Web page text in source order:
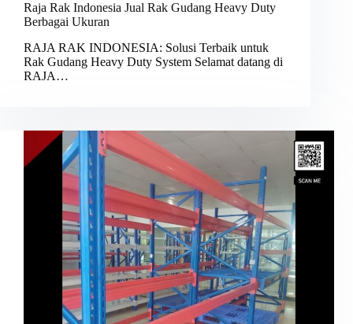
Raja Rak Indonesia Jual Rak Gudang Heavy Duty
Berbagai Ukuran
RAJA RAK INDONESIA: Solusi Terbaik untuk
Rak Gudang Heavy Duty System Selamat datang di
RAJA…